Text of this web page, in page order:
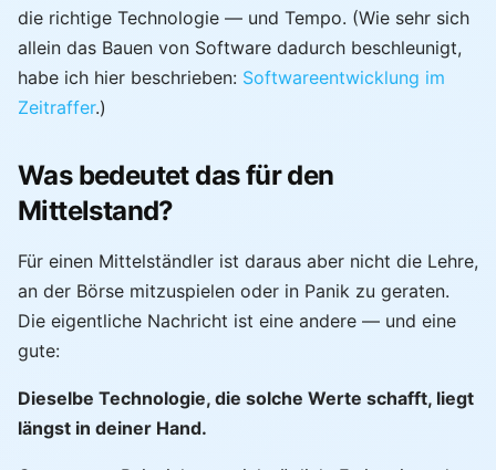
die richtige Technologie — und Tempo. (Wie sehr sich
allein das Bauen von Software dadurch beschleunigt,
habe ich hier beschrieben: Softwareentwicklung im
Zeitraffer.)
Was bedeutet das für den
Mittelstand?
Für einen Mittelständler ist daraus aber nicht die Lehre,
an der Börse mitzuspielen oder in Panik zu geraten.
Die eigentliche Nachricht ist eine andere — und eine
gute:
Dieselbe Technologie, die solche Werte schafft, liegt
längst in deiner Hand.